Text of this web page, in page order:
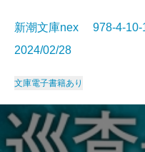
新潮文庫nex 978-4-
2024/02/28
文庫電子書籍あり